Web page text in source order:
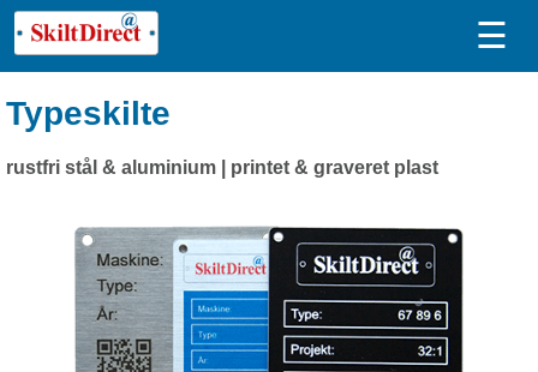
☰
Typeskilte
rustfri stål & aluminium | printet & graveret plast